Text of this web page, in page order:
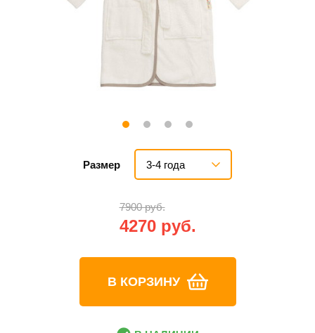
Размер 3-4 года
7900 руб.
4270 руб.
В КОРЗИНУ